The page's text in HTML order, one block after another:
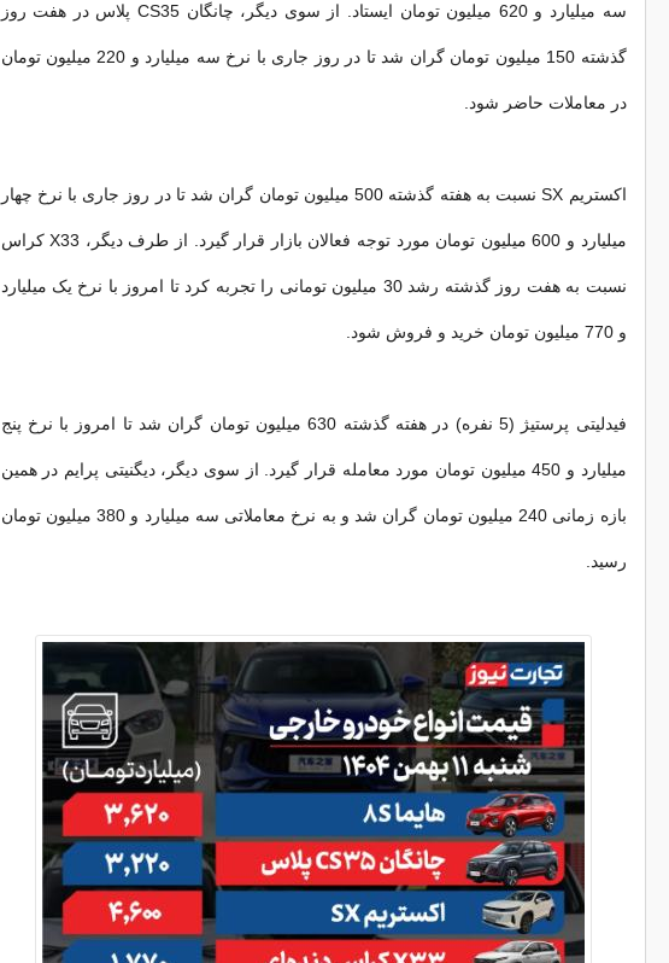
سه میلیارد و 620 میلیون تومان ایستاد. از سوی دیگر، چانگان CS35 پلاس در هفت روز
گذشته 150 میلیون تومان گران شد تا در روز جاری با نرخ سه میلیارد و 220 میلیون تومان
در معاملات حاضر شود.
اکستریم SX نسبت به هفته گذشته 500 میلیون تومان گران شد تا در روز جاری با نرخ چهار
میلیارد و 600 میلیون تومان مورد توجه فعالان بازار قرار گیرد. از طرف دیگر، X33 کراس
نسبت به هفت روز گذشته رشد 30 میلیون تومانی را تجربه کرد تا امروز با نرخ یک میلیارد
و 770 میلیون تومان خرید و فروش شود.
فیدلیتی پرستیژ (5 نفره) در هفته گذشته 630 میلیون تومان گران شد تا امروز با نرخ پنج
میلیارد و 450 میلیون تومان مورد معامله قرار گیرد. از سوی دیگر، دیگنیتی پرایم در همین
بازه زمانی 240 میلیون تومان گران شد و به نرخ معاملاتی سه میلیارد و 380 میلیون تومان
رسید.